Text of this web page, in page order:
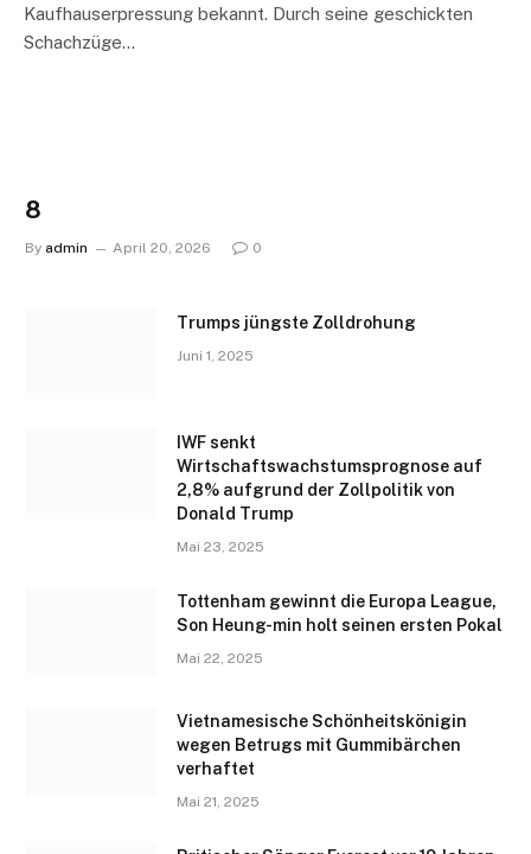
Kaufhauserpressung bekannt. Durch seine geschickten
Schachzüge…
8
By admin April 20, 2026 0
Trumps jüngste Zolldrohung
Juni 1, 2025
IWF senkt
Wirtschaftswachstumsprognose auf
2,8% aufgrund der Zollpolitik von
Donald Trump
Mai 23, 2025
Tottenham gewinnt die Europa League,
Son Heung-min holt seinen ersten Pokal
Mai 22, 2025
Vietnamesische Schönheitskönigin
wegen Betrugs mit Gummibärchen
verhaftet
Mai 21, 2025